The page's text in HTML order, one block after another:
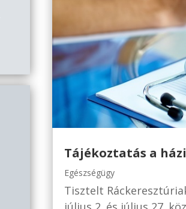
Tájékoztatás a
Egészségügy
Tisztelt